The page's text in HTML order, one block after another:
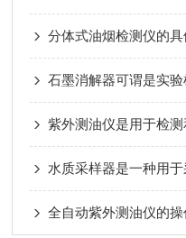
分体式油烟检测仪的
石墨消解器可谓是实
紫外测油仪是用于检
水质采样器是一种用
全自动紫外测油仪的